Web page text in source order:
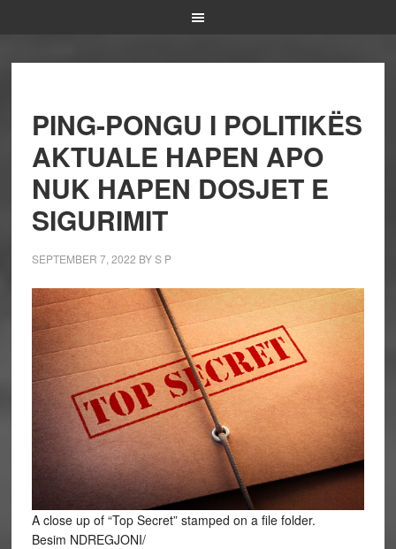
PING-PONGU I POLITIKËS
AKTUALE HAPEN APO
NUK HAPEN DOSJET E
SIGURIMIT
SEPTEMBER 7, 2022 BYS P
A close up of “Top Secret” stamped on a file folder.
Besim NDREGJONI/